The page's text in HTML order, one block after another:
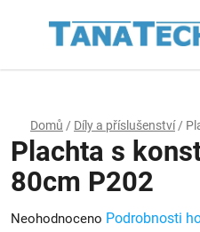
Domů / Díly a příslušenství /
Plachta s
80cm P202
Průměrné
Neohodnoceno Podrobnosti